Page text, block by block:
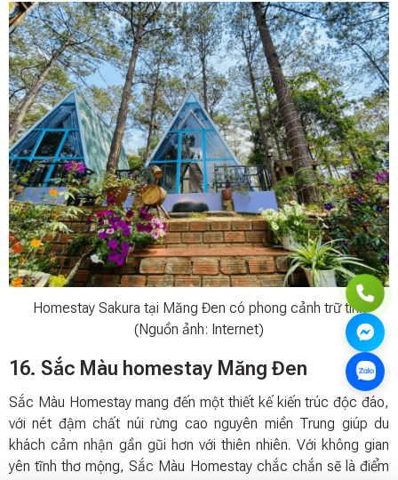
Homestay Sakura tại Măng Đen có phong cảnh trữ tình
(Nguồn ảnh: Internet)
16. Sắc Màu homestay Măng Đen
Sắc Màu Homestay mang đến một thiết kế kiến trúc độc đáo,
với nét đậm chất núi rừng cao nguyên miền Trung giúp du
khách cảm nhận gần gũi hơn với thiên nhiên. Với không gian
yên tĩnh thơ mộng, Sắc Màu Homestay chắc chắn sẽ là điểm